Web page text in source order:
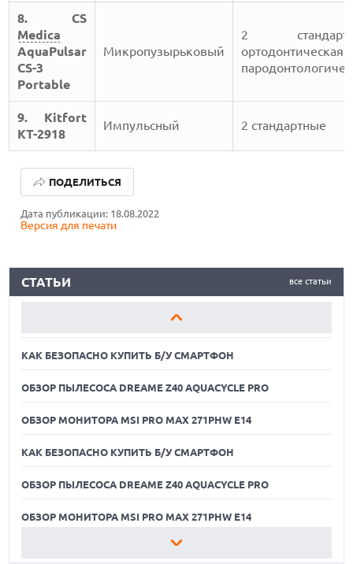
8. CS
Medica
АquaPulsar
CS-3
Portable
Микропузырьковый
2
ортодонтическая,
9. Kitfort
КТ-2918
Импульсный 2 стандартные
Дата публикации: 18.08.2022
Версия для печати
ПОДЕЛИТЬСЯ
все статьи
СТАТЬИ
ОБЗОР ПЫЛЕСОСА DREAME Z40 AQUACYCLE PRO
ОБЗОР МОНИТОРА MSI PRO MAX 271PHW E14
ОБЗОР МОНИТОРА MSI PRO MAX 271PHW E14
КАК БЕЗОПАСНО КУПИТЬ Б/У СМАРТФОН
ОБЗОР ПЫЛЕСОСА DREAME Z40 AQUACYCLE PRO
ОБЗОР МОНИТОРА MSI PRO MAX 271PHW E14
КАК БЕЗОПАСНО КУПИТЬ Б/У СМАРТФОН
ОБЗОР ПЫЛЕСОСА DREAME Z40 AQUACYCLE PRO
ОБЗОР МОНИТОРА MSI PRO MAX 271PHW E14
КАК БЕЗОПАСНО КУПИТЬ Б/У СМАРТФОН
05.08.2026